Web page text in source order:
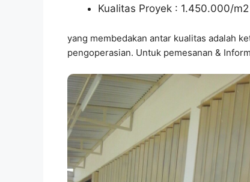
Kualitas Proyek : 1.450.000/
yang membedakan antar kualitas adalah
pengoperasian. Untuk pemesanan &